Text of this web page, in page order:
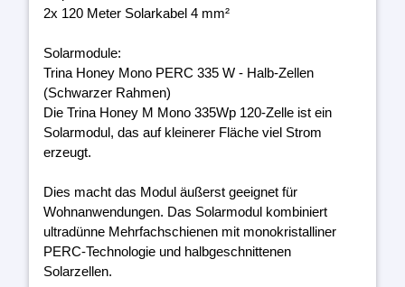
2x 120 Meter Solarkabel 4 mm²
Solarmodule:
Trina Honey Mono PERC 335 W - Halb-Zellen
(Schwarzer Rahmen)
Die Trina Honey M Mono 335Wp 120-Zelle ist ein
Solarmodul, das auf kleinerer Fläche viel Strom
erzeugt.
Dies macht das Modul äußerst geeignet für
Wohnanwendungen. Das Solarmodul kombiniert
ultradünne Mehrfachschienen mit monokristalliner
PERC-Technologie und halbgeschnittenen
Solarzellen.